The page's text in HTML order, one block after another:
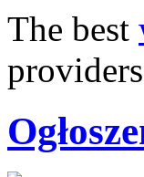
The best